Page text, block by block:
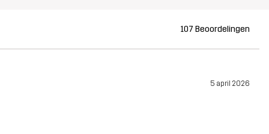
107 Beoordelingen
5 april 2026